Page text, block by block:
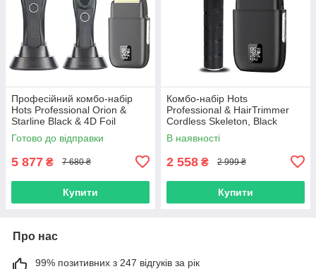
Професійний комбо-набір
Hots Professional Orion &
Starline Black & 4D Foil
(Orion+Starline+2012)
Готово до відправки
5 877 ₴ 7 680 ₴
Купити
Комбо-набір Hots
Professional & HairTrimmer
Cordless Skeleton, Black
(HP2012-BK+HT 7870BK)
В наявності
2 558 ₴ 2 999 ₴
Купити
Про нас
99% позитивних з 247 відгуків за рік